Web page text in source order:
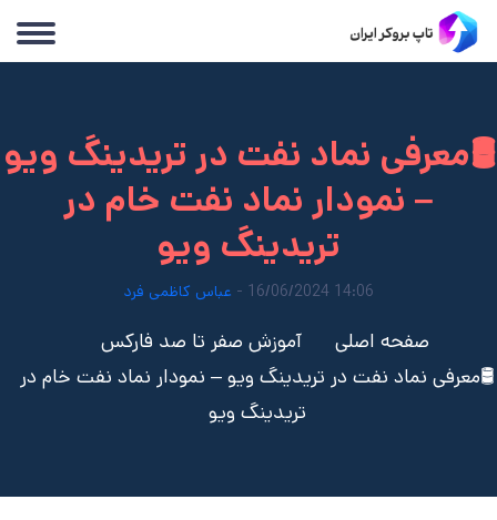
🛢️معرفی نماد نفت در تریدینگ ویو
– نمودار نماد نفت خام در
تریدینگ ویو
14:06 16/06/2024 - عباس کاظمی فرد
صفحه اصلی
آموزش صفر تا صد فارکس
🛢️معرفی نماد نفت در تریدینگ ویو – نمودار نماد نفت خام در
تریدینگ ویو